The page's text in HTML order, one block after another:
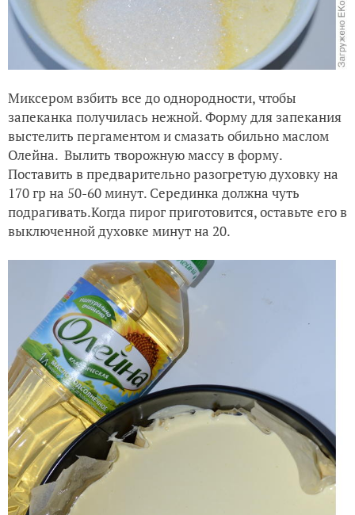
Миксером взбить все до однородности, чтобы
запеканка получилась нежной. Форму для запекания
выстелить пергаментом и смазать обильно маслом
Олейна. Вылить творожную массу в форму.
Поставить в предварительно разогретую духовку на
170 гр на 50-60 минут. Серединка должна чуть
подрагивать.Когда пирог приготовится, оставьте его в
выключенной духовке минут на 20.